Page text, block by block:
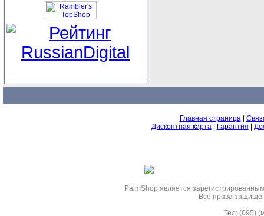
Главная страница|
Дисконтная карта| Гарантия
PalmShop являeтся
Все права
Тел: (095)